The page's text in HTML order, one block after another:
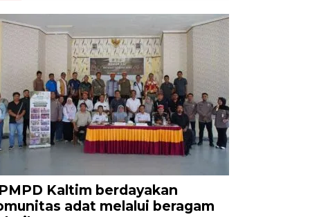
Kaltim berdayakan
adat melalui beragam